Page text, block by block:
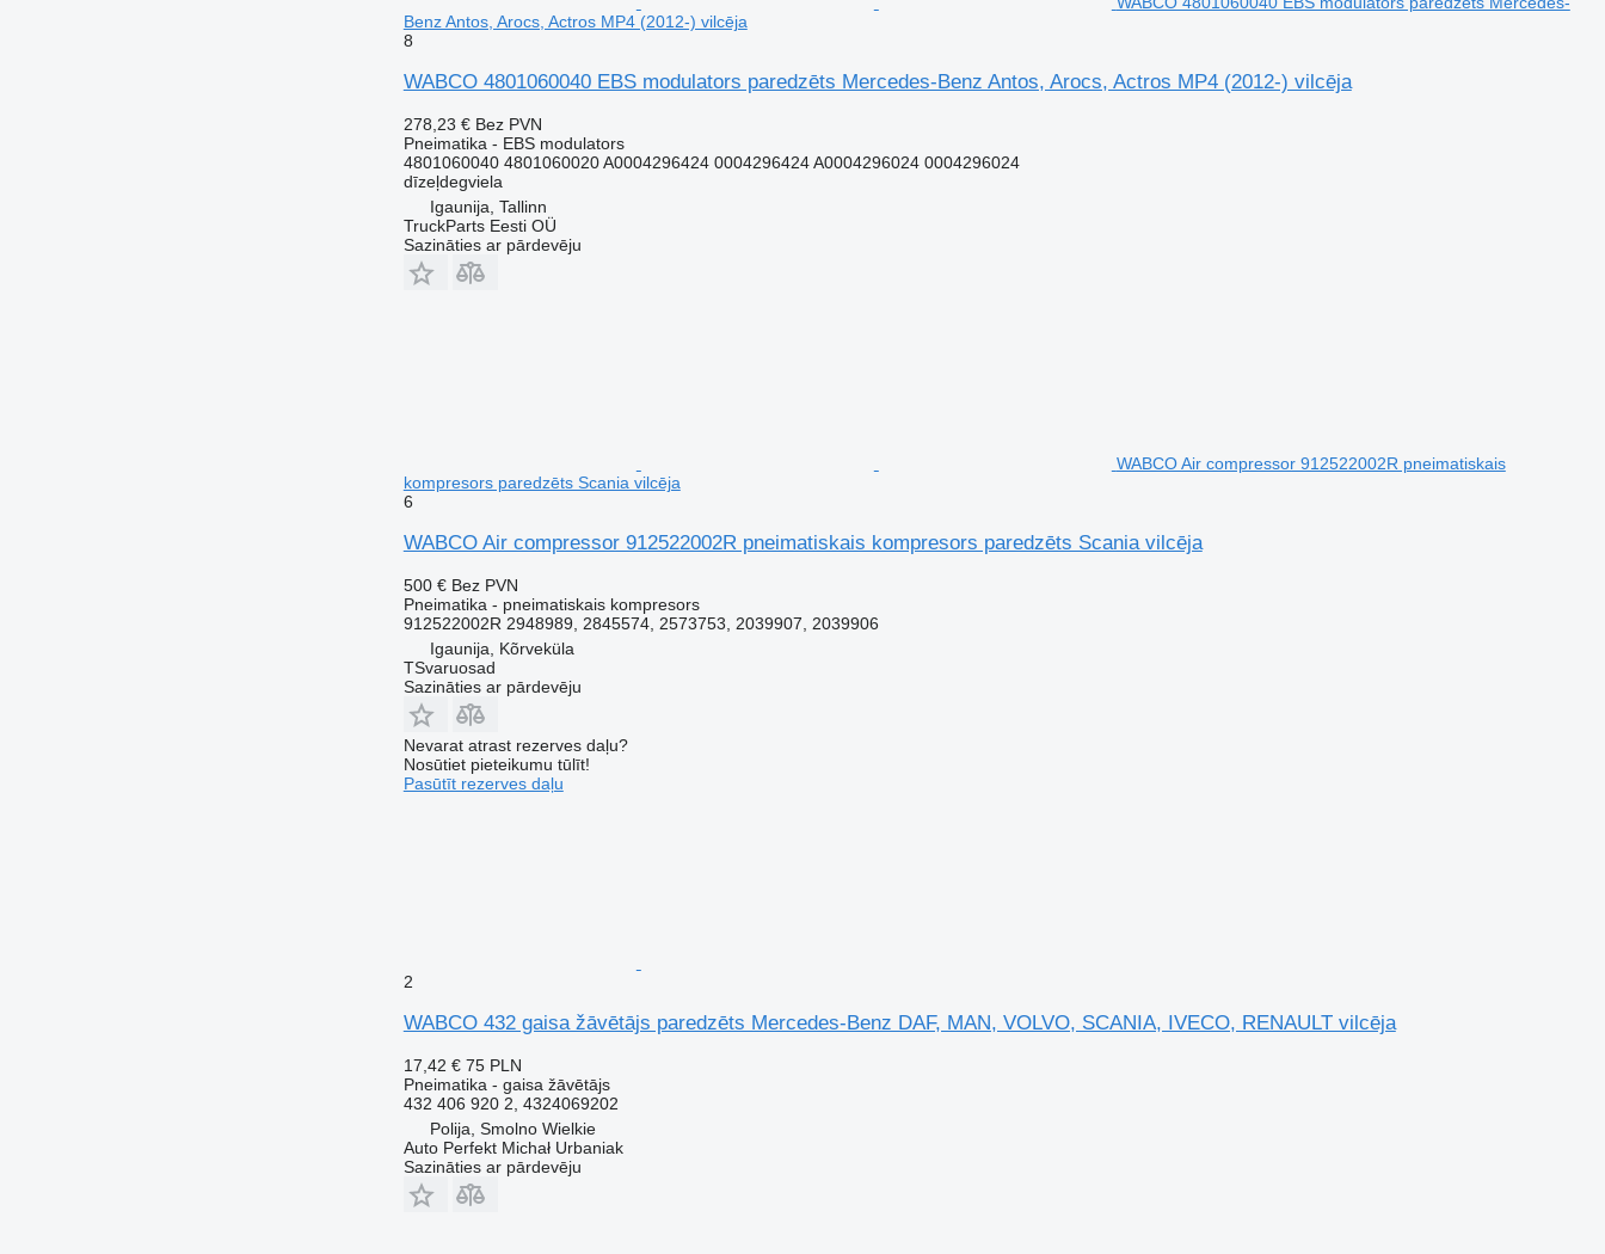
Benz Antos, Arocs, Actros MP4 (2012-) vilcēja
8
WABCO 4801060040 EBS modulators paredzēts Mercedes-Benz Antos, Arocs, Actros MP4 (2012-) vilcēja
278,23 € Bez PVN
Pneimatika - EBS modulators
4801060040 4801060020 A0004296424 0004296424 A0004296024 0004296024
dīzeļdegviela
Igaunija, Tallinn
TruckParts Eesti OÜ
Sazināties ar pārdevēju
WABCO Air compressor 912522002R pneimatiskais
kompresors paredzēts Scania vilcēja
6
WABCO Air compressor 912522002R pneimatiskais kompresors paredzēts Scania vilcēja
500 € Bez PVN
Pneimatika - pneimatiskais kompresors
912522002R 2948989, 2845574, 2573753, 2039907, 2039906
Igaunija, Kõrveküla
TSvaruosad
Sazināties ar pārdevēju
Nevarat atrast rezerves daļu?
Nosūtiet pieteikumu tūlīt!
Pasūtīt rezerves daļu
2
WABCO 432 gaisa žāvētājs paredzēts Mercedes-Benz DAF, MAN, VOLVO, SCANIA, IVECO, RENAULT vilcēja
17,42 € 75 PLN
Pneimatika - gaisa žāvētājs
432 406 920 2, 4324069202
Polija, Smolno Wielkie
Auto Perfekt Michał Urbaniak
Sazināties ar pārdevēju